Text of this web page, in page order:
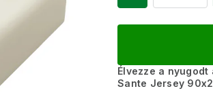
Élvezze a
Sante Jersey